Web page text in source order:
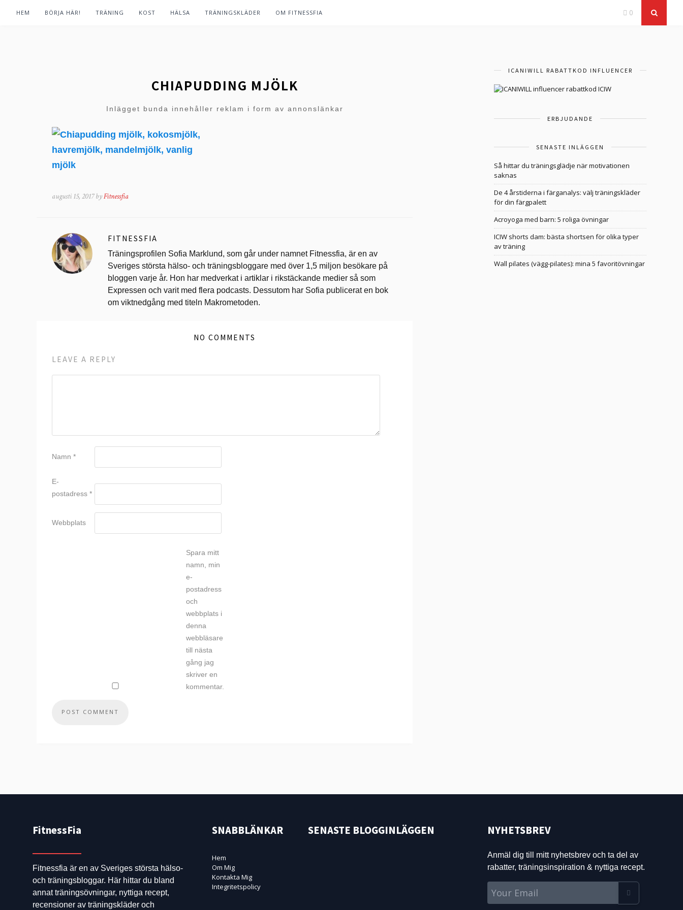
HEM BÖRJA HÄR! TRÄNING KOST HÄLSA TRÄNINGSKLÄDER OM FITNESSFIA 0
CHIAPUDDING MJÖLK
Inlägget bunda innehåller reklam i form av annonslänkar
augusti 15, 2017 byFitnessfia
FITNESSFIA
Träningsprofilen Sofia Marklund, som går under namnet Fitnessfia, är en av
Sveriges största hälso- och träningsbloggare med över 1,5 miljon besökare på
bloggen varje år. Hon har medverkat i artiklar i rikstäckande medier så som
Expressen och varit med flera podcasts. Dessutom har Sofia publicerat en bok
om viktnedgång med titeln Makrometoden.
NO COMMENTS
LEAVE A REPLY
Namn *
E-
postadress *
Webbplats
Spara mitt
namn, min
e-
postadress
och
webbplats i
denna
webbläsare
till nästa
gång jag
skriver en
kommentar.
ICANIWILL RABATTKOD INFLUENCER
ERBJUDANDE
SENASTE INLÄGGEN
Så hittar du träningsglädje när motivationen
saknas
De 4 årstiderna i färganalys: välj träningskläder
för din färgpalett
Acroyoga med barn: 5 roliga övningar
ICIW shorts dam: bästa shortsen för olika typer
av träning
Wall pilates (vägg-pilates): mina 5 favoritövningar
FitnessFia
Fitnessfia är en av Sveriges största hälso-
och träningsbloggar. Här hittar du bland
annat träningsövningar, nyttiga recept,
recensioner av träningskläder och
SNABBLÄNKAR
Hem
Om Mig
Kontakta Mig
Integritetspolicy
SENASTE BLOGGINLÄGGEN NYHETSBREV
Anmäl dig till mitt nyhetsbrev och ta del av
rabatter, träningsinspiration & nyttiga recept.